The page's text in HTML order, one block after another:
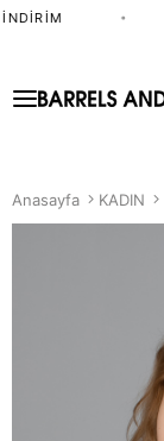
Anasayfa KADIN